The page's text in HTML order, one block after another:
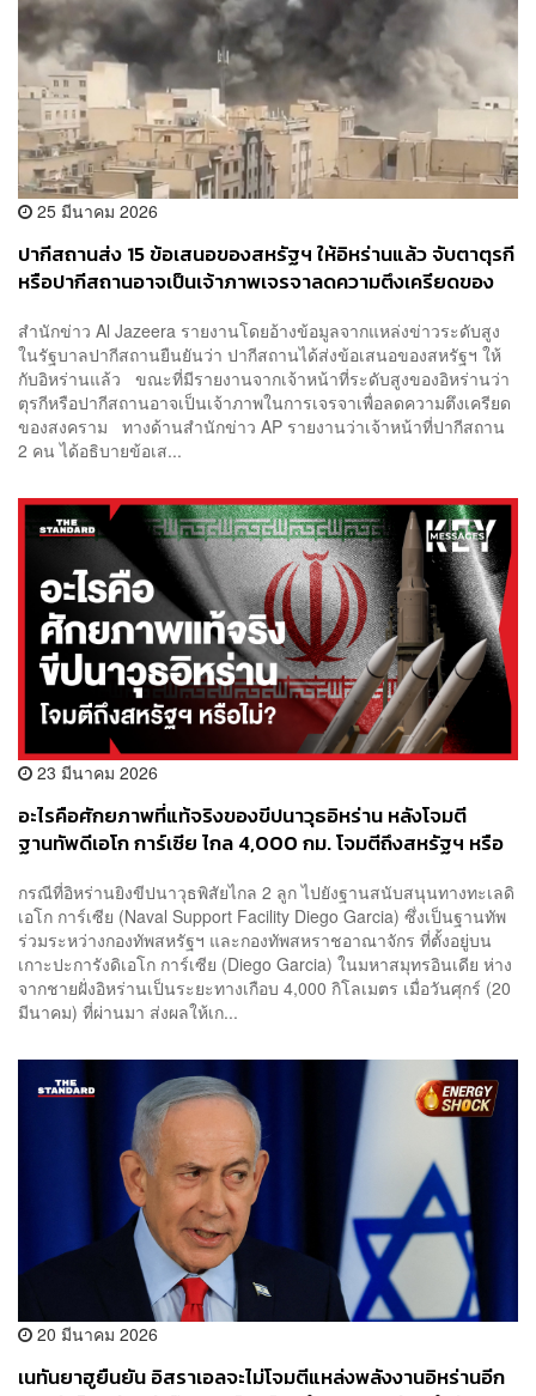
25 มีนาคม 2026
ปากีสถานส่ง 15 ข้อเสนอของสหรัฐฯ ให้อิหร่านแล้ว จับตาตุรกี
หรือปากีสถานอาจเป็นเจ้าภาพเจรจาลดความตึงเครียดของ
สำนักข่าว Al Jazeera รายงานโดยอ้างข้อมูลจากแหล่งข่าวระดับสูง
ในรัฐบาลปากีสถานยืนยันว่า ปากีสถานได้ส่งข้อเสนอของสหรัฐฯ ให้
กับอิหร่านแล้ว ขณะที่มีรายงานจากเจ้าหน้าที่ระดับสูงของอิหร่านว่า
ตุรกีหรือปากีสถานอาจเป็นเจ้าภาพในการเจรจาเพื่อลดความตึงเครียด
ของสงคราม ทางด้านสำนักข่าว AP รายงานว่าเจ้าหน้าที่ปากีสถาน
2 คน ได้อธิบายข้อเส...
23 มีนาคม 2026
อะไรคือศักยภาพที่แท้จริงของขีปนาวุธอิหร่าน หลังโจมตี
ฐานทัพดีเอโก การ์เซีย ไกล 4,000 กม. โจมตีถึงสหรัฐฯ หรือ
กรณีที่อิหร่านยิงขีปนาวุธพิสัยไกล 2 ลูก ไปยังฐานสนับสนุนทางทะเลดิ
เอโก การ์เซีย (Naval Support Facility Diego Garcia) ซึ่งเป็นฐานทัพ
ร่วมระหว่างกองทัพสหรัฐฯ และกองทัพสหราชอาณาจักร ที่ตั้งอยู่บน
เกาะปะการังดิเอโก การ์เซีย (Diego Garcia) ในมหาสมุทรอินเดีย ห่าง
จากชายฝั่งอิหร่านเป็นระยะทางเกือบ 4,000 กิโลเมตร เมื่อวันศุกร์ (20
มีนาคม) ที่ผ่านมา ส่งผลให้เก...
20 มีนาคม 2026
เนทันยาฮูยืนยัน อิสราเอลจะไม่โจมตีแหล่งพลังงานอิหร่านอีก